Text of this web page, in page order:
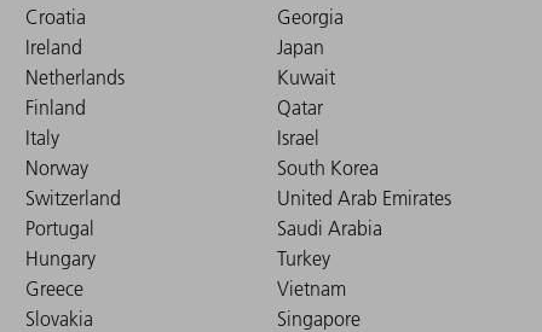
Croatia
Ireland
Netherlands
Finland
Italy
Norway
Switzerland
Portugal
Hungary
Greece
Slovakia
Georgia
Japan
Kuwait
Qatar
Israel
South Korea
United Arab Emirates
Saudi Arabia
Turkey
Vietnam
Singapore